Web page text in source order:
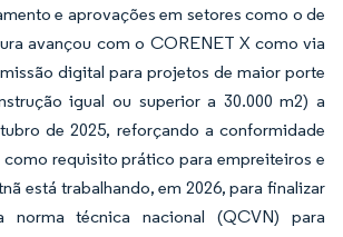
e aprovações em setores como o de
avançou com o CORENET X como via
digital para projetos de maior porte
igual ou superior a 30.000 m2) a
de 2025, reforçando a conformidade
requisito prático para empreiteiros e
está trabalhando, em 2026, para finalizar
norma técnica nacional (QCVN) para